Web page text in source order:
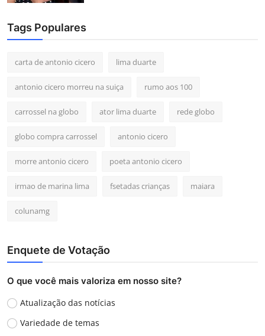
Tags Populares
carta de antonio cicero lima duarte
antonio cicero morreu na suiça rumo aos 100
carrossel na globo ator lima duarte rede globo
globo compra carrossel antonio cicero
morre antonio cicero poeta antonio cicero
irmao de marina lima fsetadas crianças maiara
colunamg
Enquete de Votação
O que você mais valoriza em nosso site?
Atualização das notícias
Variedade de temas